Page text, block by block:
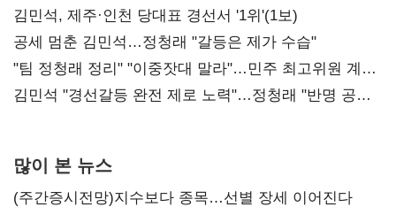
0.86%p(2보)
김민석, 제주·인천 당대표 경선서 '1위'(1보)
공세 멈춘 김민석…정청래 "갈등은 제가 수습"
"팀 정청래 정리" "이중잣대 말라"…민주 최고위원 계파
다툼 격화
김민석 "경선갈등 완전 제로 노력"…정청래 "반명 공세
많이 본 뉴스
(주간증시전망)지수보다 종목…선별 장세 이어진다